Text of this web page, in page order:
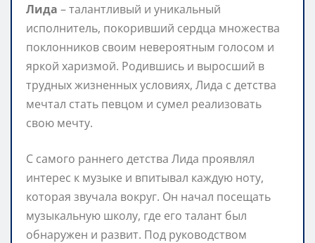
Лида – талантливый и уникальный
исполнитель, покоривший сердца множества
поклонников своим невероятным голосом и
яркой харизмой. Родившись и выросший в
трудных жизненных условиях, Лида с детства
мечтал стать певцом и сумел реализовать
свою мечту.
С самого раннего детства Лида проявлял
интерес к музыке и впитывал каждую ноту,
которая звучала вокруг. Он начал посещать
музыкальную школу, где его талант был
обнаружен и развит. Под руководством